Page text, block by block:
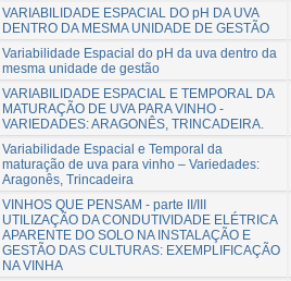
VARIABILIDADE ESPACIAL DO pH DA UVA
DENTRO DA MESMA UNIDADE DE GESTÃO
Variabilidade Espacial do pH da uva dentro da
mesma unidade de gestão
VARIABILIDADE ESPACIAL E TEMPORAL DA
MATURAÇÃO DE UVA PARA VINHO -
VARIEDADES: ARAGONÊS, TRINCADEIRA.
Variabilidade Espacial e Temporal da
maturação de uva para vinho – Variedades:
Aragonês, Trincadeira
VINHOS QUE PENSAM - parte II/III
UTILIZAÇÃO DA CONDUTIVIDADE ELÉTRICA
APARENTE DO SOLO NA INSTALAÇÃO E
GESTÃO DAS CULTURAS: EXEMPLIFICAÇÃO
NA VINHA